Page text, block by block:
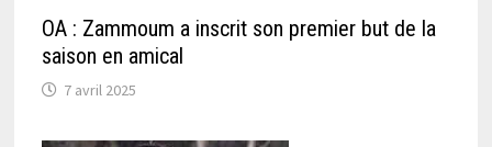
OA : Zammoum a inscrit son premier but de la
saison en amical
7 avril 2025